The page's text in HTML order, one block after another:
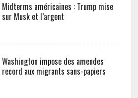
Midterms américaines : Trump mise
sur Musk et l’argent
Washington impose des amendes
record aux migrants sans-papiers